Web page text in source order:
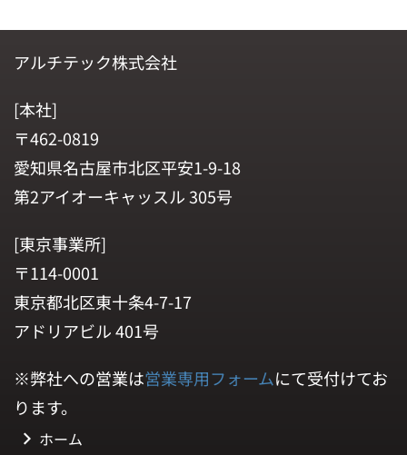
アルチテック株式会社
[本社]
〒462-0819
愛知県名古屋市北区平安1-9-18
第2アイオーキャッスル 305号
[東京事業所]
〒114-0001
東京都北区東十条4-7-17
アドリアビル 401号
※弊社への営業は営業専用フォームにて受付けてお
ります。
ホーム